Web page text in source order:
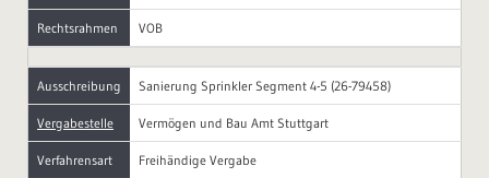
Rechtsrahmen VOB
Ausschreibung Sanierung Sprinkler Segment 4-5 (26-79458)
Vergabestelle Vermögen und Bau Amt Stuttgart
Verfahrensart Freihändige Vergabe